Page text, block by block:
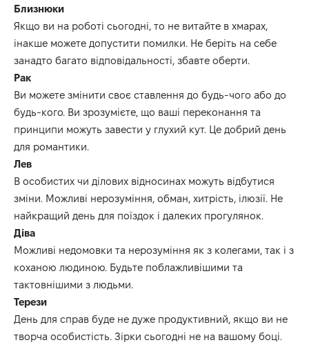
Близнюки
Якщо ви на роботі сьогодні, то не витайте в хмарах,
інакше можете допустити помилки. Не беріть на себе
занадто багато відповідальності, збавте оберти.
Рак
Ви можете змінити своє ставлення до будь-чого або до
будь-кого. Ви зрозумієте, що ваші переконання та
принципи можуть завести у глухий кут. Це добрий день
для романтики.
Лев
В особистих чи ділових відносинах можуть відбутися
зміни. Можливі нерозуміння, обман, хитрість, ілюзії. Не
найкращий день для поїздок і далеких прогулянок.
Діва
Можливі недомовки та нерозуміння як з колегами, так і з
коханою людиною. Будьте поблажливішими та
тактовнішими з людьми.
Терези
День для справ буде не дуже продуктивний, якщо ви не
творча особистість. Зірки сьогодні не на вашому боці.